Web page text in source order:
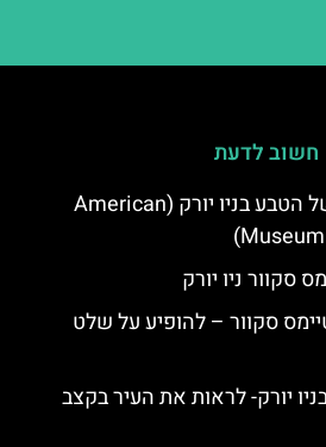
חשוב לדעת
מוזיאון ההיסטוריה של הטבע בניו יורק (American
סקוור ניו יורק
סקוור – להופיע על שלט
יורק- לראות את העיר בקצב